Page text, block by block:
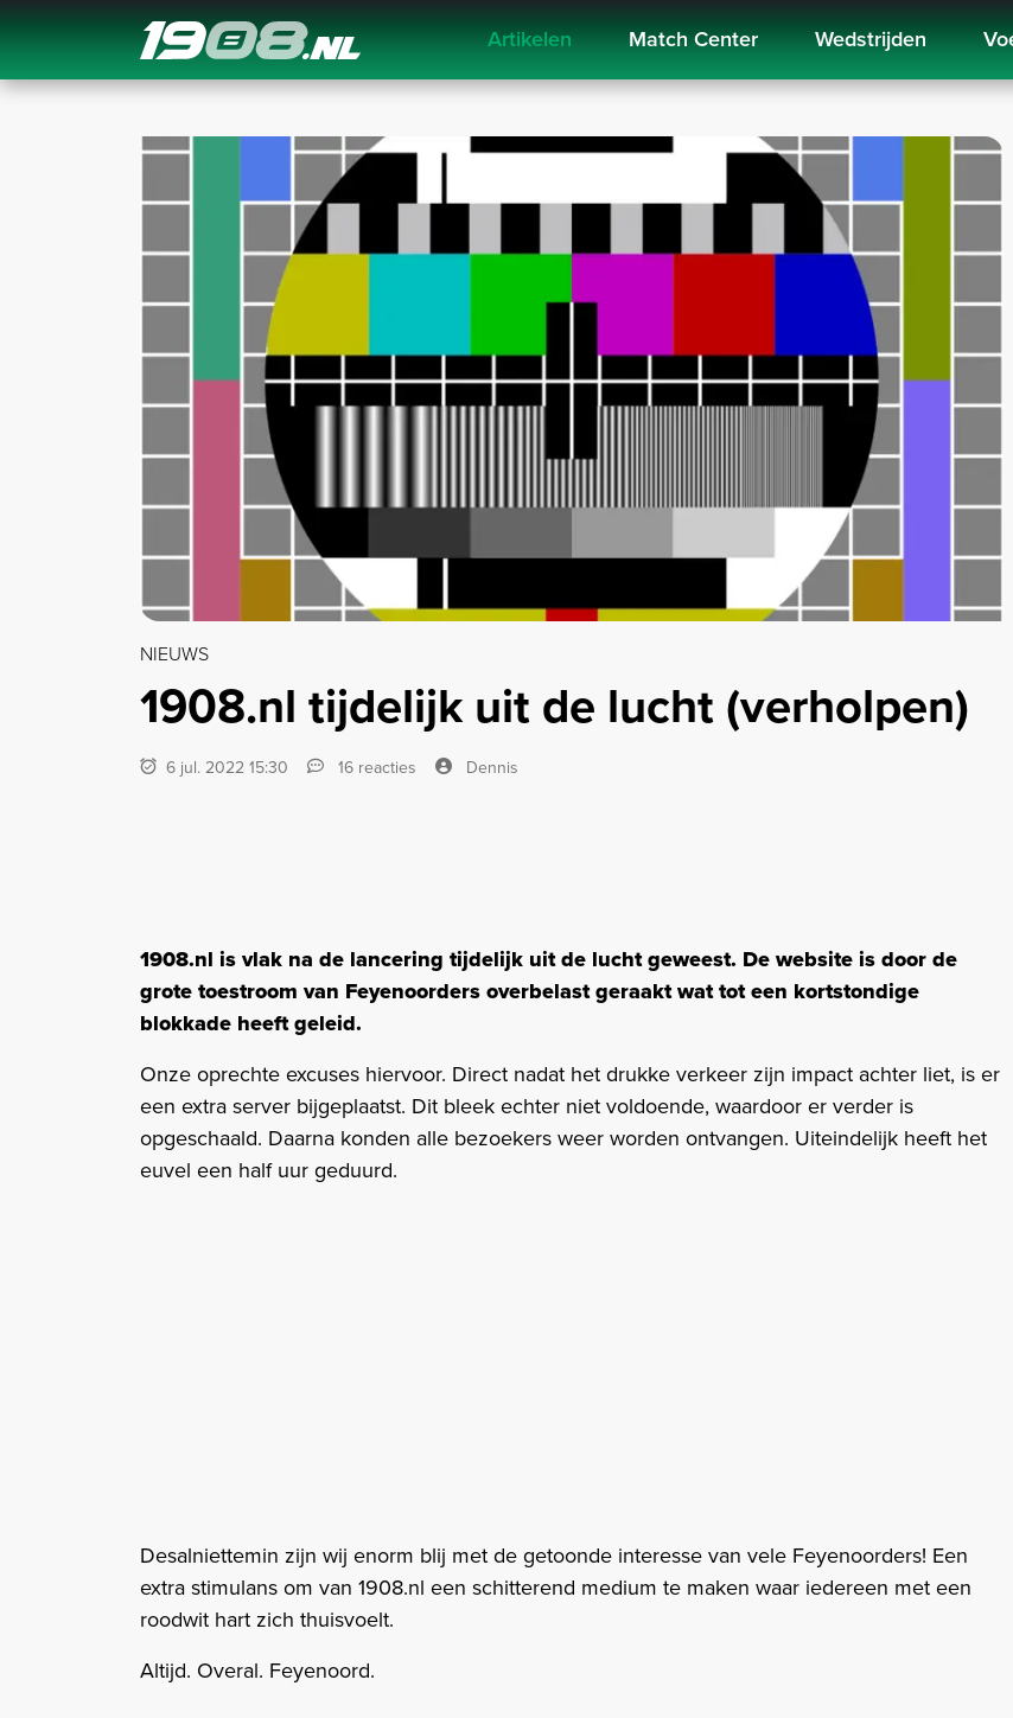
Navigation Artikelen Match Center Wedstrijden
NIEUWS
1908.nl tijdelijk uit de lucht (verholpen)
6 jul. 2022 15:30 16 reacties Dennis
1908.nl is vlak na de lancering tijdelijk uit de lucht geweest. De website is door de
grote toestroom van Feyenoorders overbelast geraakt wat tot een kortstondige
blokkade heeft geleid.
Onze oprechte excuses hiervoor. Direct nadat het drukke verkeer zijn impact achter liet, is er
een extra server bijgeplaatst. Dit bleek echter niet voldoende, waardoor er verder is
opgeschaald. Daarna konden alle bezoekers weer worden ontvangen. Uiteindelijk heeft het
euvel een half uur geduurd.
Desalniettemin zijn wij enorm blij met de getoonde interesse van vele Feyenoorders! Een
extra stimulans om van 1908.nl een schitterend medium te maken waar iedereen met een
roodwit hart zich thuisvoelt.
Altijd. Overal. Feyenoord.